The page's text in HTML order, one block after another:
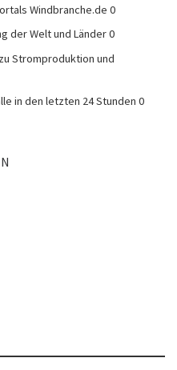
Windbranche.de 0
der Welt und Länder 0
Stromproduktion und
in den letzten 24 Stunden 0